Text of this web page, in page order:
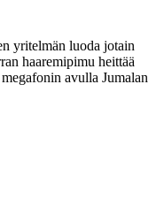
yritelmän luoda jotain
haaremipimu heittää
avulla Jumalan